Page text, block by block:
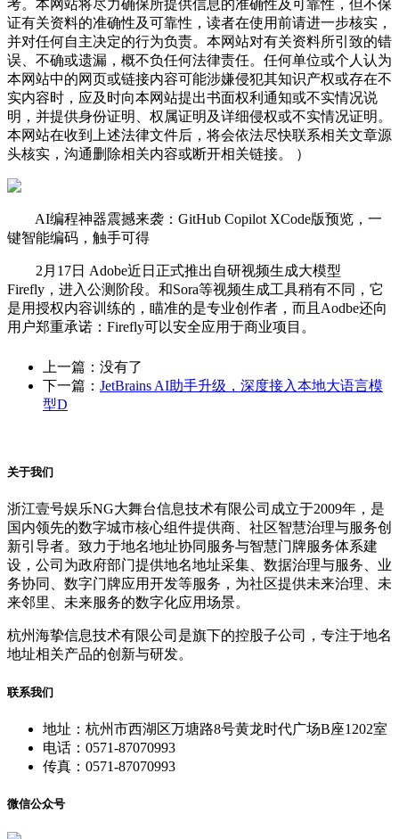
考。本网站将尽力确保所提供信息的准确性及可靠性，但不保
证有关资料的准确性及可靠性，读者在使用前请进一步核实，
并对任何自主决定的行为负责。本网站对有关资料所引致的错
误、不确或遗漏，概不负任何法律责任。任何单位或个人认为
本网站中的网页或链接内容可能涉嫌侵犯其知识产权或存在不
实内容时，应及时向本网站提出书面权利通知或不实情况说
明，并提供身份证明、权属证明及详细侵权或不实情况证明。
本网站在收到上述法律文件后，将会依法尽快联系相关文章源
头核实，沟通删除相关内容或断开相关链接。 ）
AI编程神器震撼来袭：GitHub Copilot XCode版预览，一
键智能编码，触手可得
2月17日 Adobe近日正式推出自研视频生成大模型
Firefly，进入公测阶段。和Sora等视频生成工具稍有不同，它
是用授权内容训练的，瞄准的是专业创作者，而且Aodbe还向
用户郑重承诺：Firefly可以安全应用于商业项目。
上一篇：没有了
下一篇： JetBrains AI助手升级，深度接入本地大语言模
型D
关于我们
浙江壹号娱乐NG大舞台信息技术有限公司成立于2009年，是
国内领先的数字城市核心组件提供商、社区智慧治理与服务创
新引导者。致力于地名地址协同服务与智慧门牌服务体系建
设，公司为政府部门提供地名地址采集、数据治理与服务、业
务协同、数字门牌应用开发等服务，为社区提供未来治理、未
来邻里、未来服务的数字化应用场景。
杭州海挚信息技术有限公司是旗下的控股子公司，专注于地名
地址相关产品的创新与研发。
联系我们
地址：杭州市西湖区万塘路8号黄龙时代广场B座1202室
电话：0571-87070993
传真：0571-87070993
微信公众号